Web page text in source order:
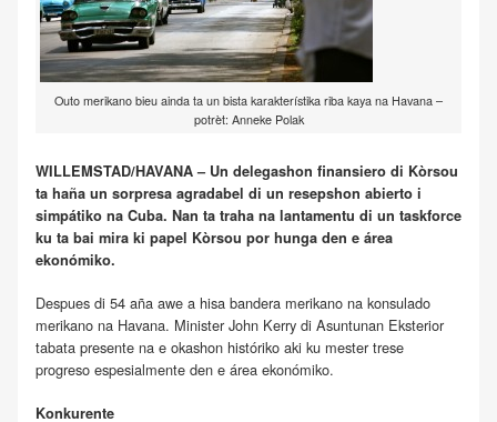
Outo merikano bieu ainda ta un bista karakterístika riba kaya na Havana –
potrèt: Anneke Polak
WILLEMSTAD/HAVANA – Un delegashon finansiero di Kòrsou
ta haña un sorpresa agradabel di un resepshon abierto i
simpátiko na Cuba. Nan ta traha na lantamentu di un taskforce
ku ta bai mira ki papel Kòrsou por hunga den e área
ekonómiko.
Despues di 54 aña awe a hisa bandera merikano na konsulado
merikano na Havana. Minister John Kerry di Asuntunan Eksterior
tabata presente na e okashon históriko aki ku mester trese
progreso espesialmente den e área ekonómiko.
Konkurente